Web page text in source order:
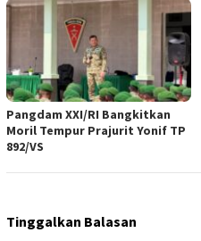
Pangdam XXI/RI Bangkitkan
Moril Tempur Prajurit Yonif TP
892/VS
Tinggalkan Balasan